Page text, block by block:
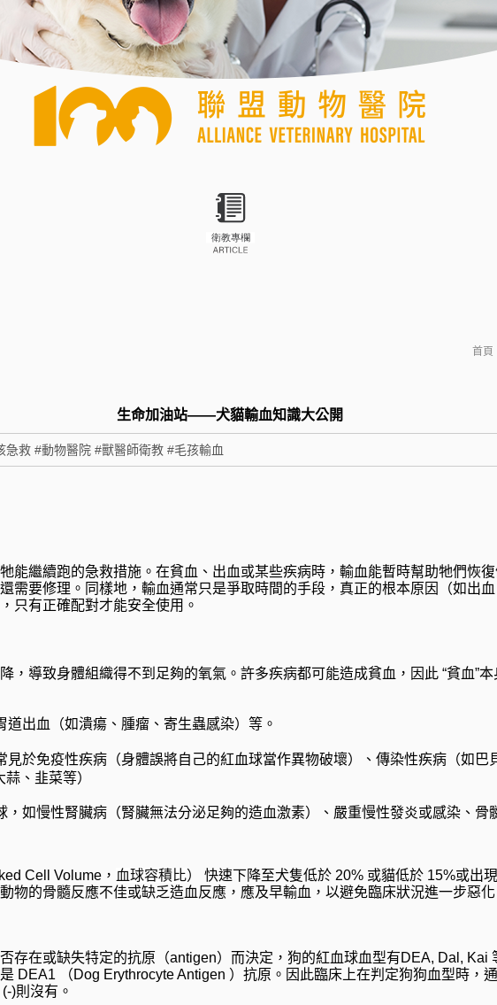
首頁
生命加油站——犬貓輸血知識大公開
救 #動物醫院 #獸醫師衛教 #毛孩輸血
能繼續跑的急救措施。在貧血、出血或某些疾病時，輸血能暫時幫助牠們恢
需要修理。同樣地，輸血通常只是爭取時間的手段，真正的根本原因（如出
只有正確配對才能安全使用。
，導致身體組織得不到足夠的氧氣。許多疾病都可能造成貧血，因此 “貧血”
出血（如潰瘍、腫瘤、寄生蟲感染）等。
於免疫性疾病（身體誤將自己的紅血球當作異物破壞）、傳染性疾病（如巴
、韭菜等）
如慢性腎臟病（腎臟無法分泌足夠的造血激素）、嚴重慢性發炎或感染、骨
Cell Volume， 血球容積比） 快速下降至犬隻低於 20% 或貓低於 15%或出
物的骨髓反應不佳或缺乏造血反應，應及早輸血，以避免臨床狀況進一步惡化
存在或缺失特定的抗原（antigen）而決定，狗的紅血球血型有DEA, Dal, Kai
DEA1 （Dog Erythrocyte Antigen ）抗原。因此臨床上在判定狗狗血型時，
)則沒有。